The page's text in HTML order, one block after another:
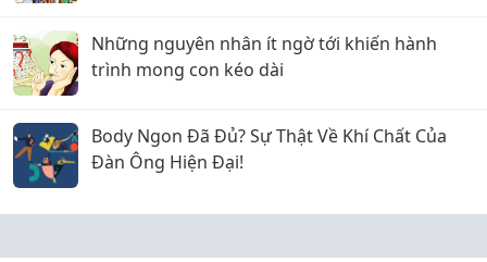
Những nguyên nhân ít ngờ tới khiến hành
trình mong con kéo dài
Body Ngon Đã Đủ? Sự Thật Về Khí Chất Của
Đàn Ông Hiện Đại!